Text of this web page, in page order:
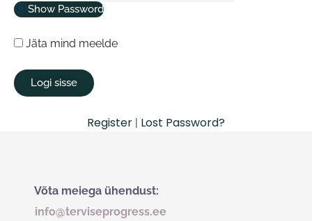
Show Password
Jäta mind meelde
Register | Lost Password?
Võta meiega ühendust:
info@terviseprogress.ee